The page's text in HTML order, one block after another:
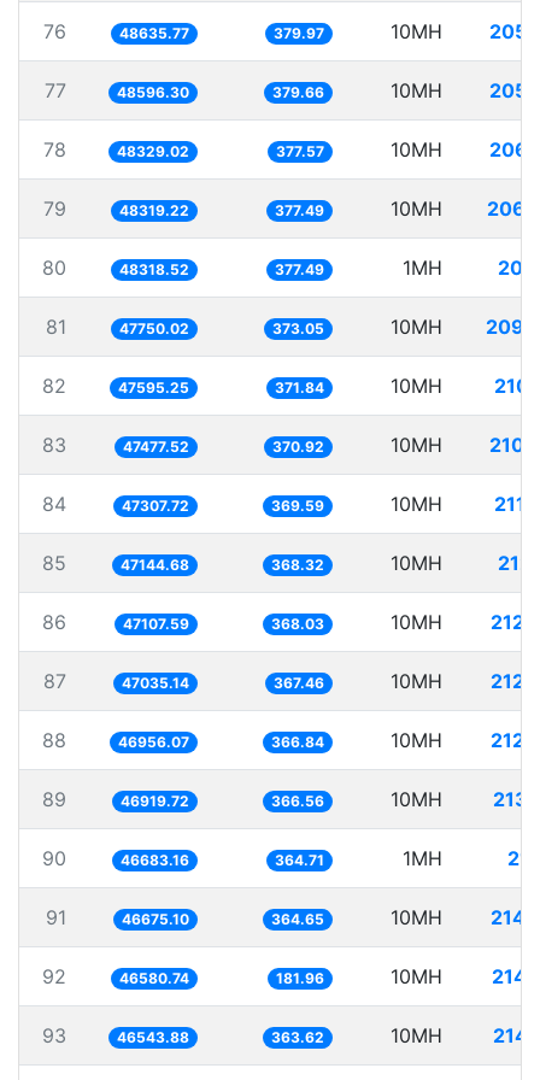
76 48635.77 379.97 10MH
77 48596.30 379.66 10MH
78 48329.02 377.57 10MH
79 48319.22 377.49 10MH
80 48318.52 377.49 1MH
81 47750.02 373.05 10MH
82 47595.25 371.84 10MH
83 47477.52 370.92 10MH
84 47307.72 369.59 10MH
85 47144.68 368.32 10MH
86 47107.59 368.03 10MH
87 47035.14 367.46 10MH
88 46956.07 366.84 10MH
89 46919.72 366.56 10MH
90 46683.16 364.71 1MH
91 46675.10 364.65 10MH
92 46580.74 181.96 10MH
93 46543.88 363.62 10MH